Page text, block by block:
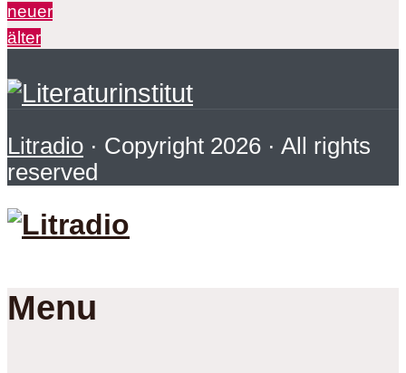
neuer
älter
Litradio · Copyright 2026 · All rights
reserved
Menu